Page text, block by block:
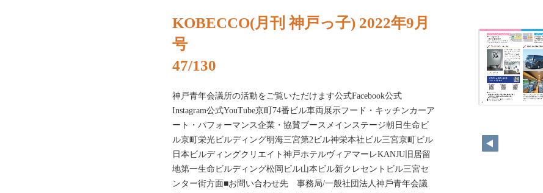
KOBECCO(月刊 神戸っ子) 2022年9月
号
47/130
神戸青年会議所の活動をご覧いただけます公式Facebook公式
Instagram公式YouTube京町74番ビル車両展示フード・キッチンカーア
ート・パフォーマンス企業・協賛ブースメインステージ朝日生命ビ
ル京町栄光ビルディング明海三宮第2ビル神栄本社ビル三宮京町ビル
日本ビルディングクリエイト神戸ホテルヴィアマーレKANJU旧居留
地第一生命ビルディング松岡ビル山本ビル新クレセントビル三宮セ
ンター街方面■お問い合わせ先 事務局/⼀般社団法⼈神⼾⻘年会議